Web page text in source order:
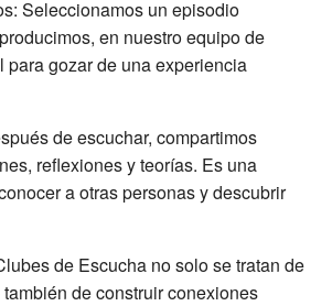
Seleccionamos un episodio
en nuestro equipo de
para gozar de una experiencia
de escuchar, compartimos
reflexiones y teorías. Es una
a otras personas y descubrir
de Escucha no solo se tratan de
de construir conexiones